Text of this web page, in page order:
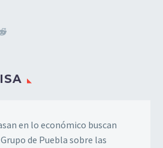
en lo económico buscan
de Puebla sobre las